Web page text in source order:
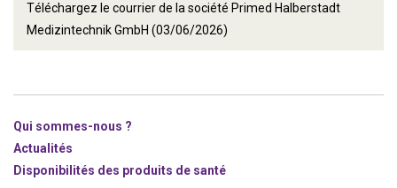
Téléchargez le courrier de la société Primed Halberstadt
Medizintechnik GmbH (03/06/2026)
Qui sommes-nous ?
Actualités
Disponibilités des produits de santé